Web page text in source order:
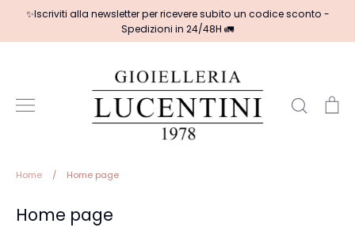
Salta
contenuto
✨Iscriviti alla newsletter per ricevere subito un codice sconto -
Spedizioni in 24/48H 🚛
Cerca
Home / Home page
Home page